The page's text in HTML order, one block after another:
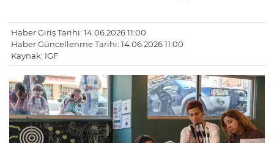
Haber Giriş Tarihi: 14.06.2026 11:00
Haber Güncellenme Tarihi: 14.06.2026 11:00
Kaynak: IGF